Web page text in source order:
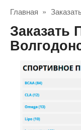
Главная »
Заказать Пептид Cjc1295